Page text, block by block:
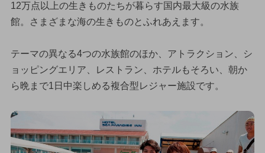
12万点以上の生きものたちが暮らす国内最大級の水族
館。さまざまな海の生きものとふれあえます。
テーマの異なる4つの水族館のほか、アトラクション、シ
ョッピングエリア、レストラン、ホテルもそろい、朝か
ら晩まで1日中楽しめる複合型レジャー施設です。